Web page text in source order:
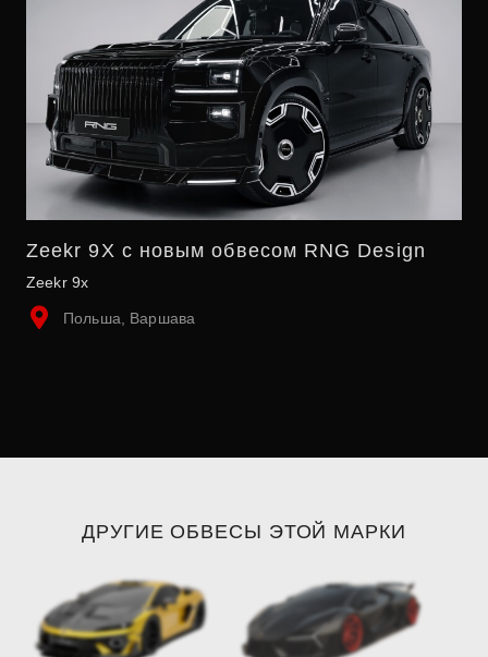
Zeekr 9X с новым обвесом RNG Design
Zeekr 9x
Польша, Варшава
ДРУГИЕ ОБВЕСЫ ЭТОЙ МАРКИ